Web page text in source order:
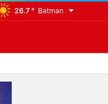
26.7 ° Batman